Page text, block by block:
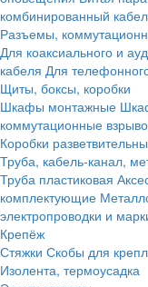
комбинированный
Разъемы,
Для коаксиального и
кабеля Для
Щиты, боксы, коробки
Шкафы монтажные
коммутационные
Коробки
Труба, кабель-канал,
Труба пластиковая
комплектующие
электропроводки и
Крепёж
Стяжки Скобы для
Изолента, термоусадка